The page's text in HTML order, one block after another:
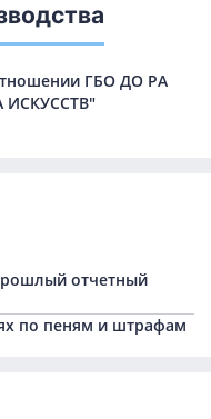
ГБО ДО РА
отчетный
по пеням и штрафам